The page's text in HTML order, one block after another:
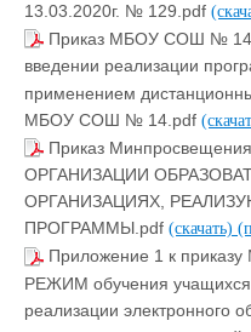
13.03.2020г. № 129.pdf
Приказ МБОУ СОШ № 14
введении реализации
применением
МБОУ СОШ № 14.pdf
Приказ
ОРГАНИЗАЦИИ
ОРГАНИЗАЦИЯХ,
ПРОГРАММЫ.pdf (скачать)
Приложение 1 к
РЕЖИМ обучения
реализации электронного